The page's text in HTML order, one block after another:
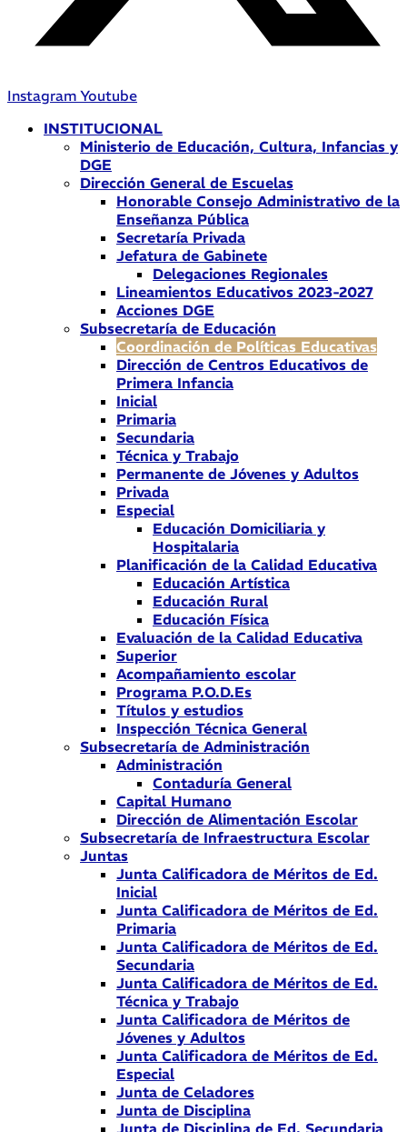
Instagram Youtube
INSTITUCIONAL
Ministerio de Educación, Cultura, Infancias y
DGE
Dirección General de Escuelas
Honorable Consejo Administrativo de la
Enseñanza Pública
Secretaría Privada
Jefatura de Gabinete
Delegaciones Regionales
Lineamientos Educativos 2023-2027
Acciones DGE
Subsecretaría de Educación
Coordinación de Políticas Educativas
Dirección de Centros Educativos de
Primera Infancia
Inicial
Primaria
Secundaria
Técnica y Trabajo
Permanente de Jóvenes y Adultos
Privada
Especial
Educación Domiciliaria y
Hospitalaria
Planificación de la Calidad Educativa
Educación Artística
Educación Rural
Educación Física
Evaluación de la Calidad Educativa
Superior
Acompañamiento escolar
Programa P.O.D.Es
Títulos y estudios
Inspección Técnica General
Subsecretaría de Administración
Administración
Contaduría General
Capital Humano
Dirección de Alimentación Escolar
Subsecretaría de Infraestructura Escolar
Juntas
Junta Calificadora de Méritos de Ed.
Inicial
Junta Calificadora de Méritos de Ed.
Primaria
Junta Calificadora de Méritos de Ed.
Secundaria
Junta Calificadora de Méritos de Ed.
Técnica y Trabajo
Junta Calificadora de Méritos de
Jóvenes y Adultos
Junta Calificadora de Méritos de Ed.
Especial
Junta de Celadores
Junta de Disciplina
Junta de Disciplina de Ed. Secundaria